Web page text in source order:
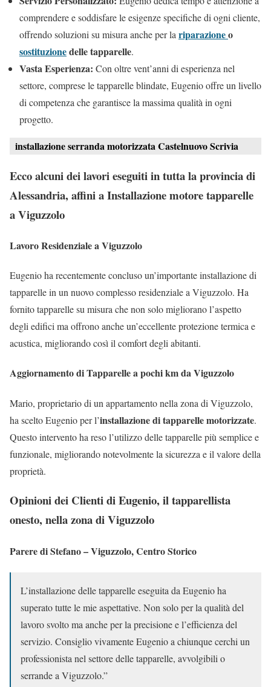
comprendere e soddisfare le esigenze specifiche di ogni cliente,
offrendo soluzioni su misura anche per la riparazioneo
sostituzionedelle tapparelle.
Vasta Esperienza: Con oltre vent’anni di esperienza nel
settore, comprese le tapparelle blindate, Eugenio offre un livello
di competenza che garantisce la massima qualità in ogni
progetto.
installazione serranda motorizzata Castelnuovo Scrivia
Ecco alcuni dei lavori eseguiti in tutta la provincia di
Alessandria, affini a Installazione motore tapparelle
a Viguzzolo
Lavoro Residenziale a Viguzzolo
Eugenio ha recentemente concluso un’importante installazione di
tapparelle in un nuovo complesso residenziale a Viguzzolo. Ha
fornito tapparelle su misura che non solo migliorano l’aspetto
degli edifici ma offrono anche un’eccellente protezione termica e
acustica, migliorando così il comfort degli abitanti.
Aggiornamento di Tapparelle a pochi km da Viguzzolo
Mario, proprietario di un appartamento nella zona di Viguzzolo,
ha scelto Eugenio per l’installazione di tapparelle motorizzate.
Questo intervento ha reso l’utilizzo delle tapparelle più semplice e
funzionale, migliorando notevolmente la sicurezza e il valore della
proprietà.
Opinioni dei Clienti di Eugenio, il tapparellista
onesto, nella zona di Viguzzolo
Parere di Stefano – Viguzzolo, Centro Storico
L’installazione delle tapparelle eseguita da Eugenio ha
superato tutte le mie aspettative. Non solo per la qualità del
lavoro svolto ma anche per la precisione e l’efficienza del
servizio. Consiglio vivamente Eugenio a chiunque cerchi un
professionista nel settore delle tapparelle, avvolgibili o
serrande a Viguzzolo.”